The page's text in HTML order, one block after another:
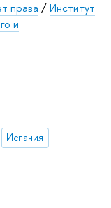
права /Институт
и
Испания